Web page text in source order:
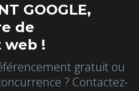
GOOGLE,
de
!
gratuit ou
? Contactez-